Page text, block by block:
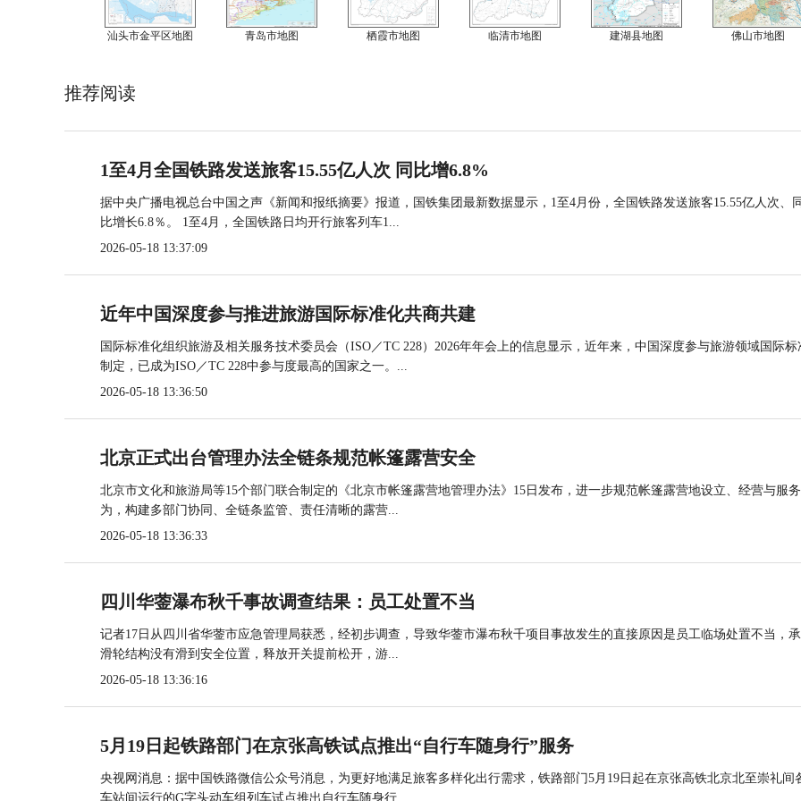
汕头市金平区地图 青岛市地图 栖霞市地图 临清市地图 建湖县地图 佛山市地图
推荐阅读
1至4月全国铁路发送旅客15.55亿人次 同比增6.8%
据中央广播电视总台中国之声《新闻和报纸摘要》报道，国铁集团最新数据显示，1至4月份，全国铁路发送旅客15.55亿人次、
比增长6.8％。 1至4月，全国铁路日均开行旅客列车1...
2026-05-18 13:37:09
近年中国深度参与推进旅游国际标准化共商共建
国际标准化组织旅游及相关服务技术委员会（ISO／TC 228）2026年年会上的信息显示，近年来，中国深度参与旅游领域国际标
制定，已成为ISO／TC 228中参与度最高的国家之一。...
2026-05-18 13:36:50
北京正式出台管理办法全链条规范帐篷露营安全
北京市文化和旅游局等15个部门联合制定的《北京市帐篷露营地管理办法》15日发布，进一步规范帐篷露营地设立、经营与服
为，构建多部门协同、全链条监管、责任清晰的露营...
2026-05-18 13:36:33
四川华蓥瀑布秋千事故调查结果：员工处置不当
记者17日从四川省华蓥市应急管理局获悉，经初步调查，导致华蓥市瀑布秋千项目事故发生的直接原因是员工临场处置不当，
滑轮结构没有滑到安全位置，释放开关提前松开，游...
2026-05-18 13:36:16
5月19日起铁路部门在京张高铁试点推出“自行车随身行”服务
央视网消息：据中国铁路微信公众号消息，为更好地满足旅客多样化出行需求，铁路部门5月19日起在京张高铁北京北至崇礼间
车站间运行的G字头动车组列车试点推出自行车随身行...